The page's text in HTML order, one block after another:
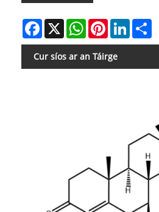
Facebook
X WhatsAppPinterestLinkedIn
Cur síos ar an Táirge